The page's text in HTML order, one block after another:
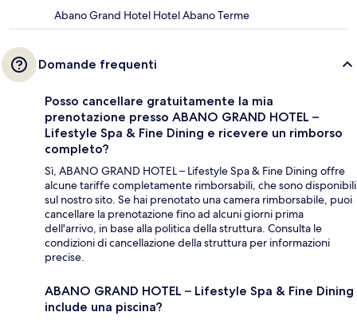
Abano Grand Hotel Hotel Abano Terme
Domande frequenti
Posso cancellare gratuitamente la mia
prenotazione presso ABANO GRAND HOTEL –
Lifestyle Spa & Fine Dining e ricevere un rimborso
completo?
Sì, ABANO GRAND HOTEL – Lifestyle Spa & Fine Dining offre
alcune tariffe completamente rimborsabili, che sono disponibili
sul nostro sito. Se hai prenotato una camera rimborsabile, puoi
cancellare la prenotazione fino ad alcuni giorni prima
dell'arrivo, in base alla politica della struttura. Consulta le
condizioni di cancellazione della struttura per informazioni
precise.
ABANO GRAND HOTEL – Lifestyle Spa & Fine Dining
include una piscina?